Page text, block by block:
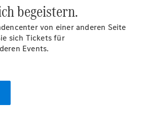
mit EQ-
neue
-
begeistern.
von einer anderen Seite
sich Tickets für
Events.